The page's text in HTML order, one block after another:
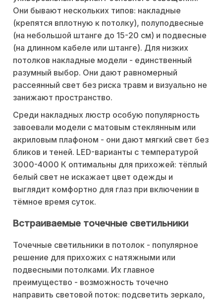
Они бывают нескольких типов: накладные
(крепятся вплотную к потолку), полуподвесные
(на небольшой штанге до 15-20 см) и подвесные
(на длинном кабеле или штанге). Для низких
потолков накладные модели - единственный
разумный выбор. Они дают равномерный
рассеянный свет без риска травм и визуально не
занижают пространство.
Среди накладных люстр особую популярность
завоевали модели с матовым стеклянным или
акриловым плафоном - они дают мягкий свет без
бликов и теней. LED-варианты с температурой
3000-4000 К оптимальны для прихожей: тёплый
белый свет не искажает цвет одежды и
выглядит комфортно для глаз при включении в
тёмное время суток.
Встраиваемые точечные светильники
Точечные светильники в потолок - популярное
решение для прихожих с натяжными или
подвесными потолками. Их главное
преимущество - возможность точечно
направить световой поток: подсветить зеркало,